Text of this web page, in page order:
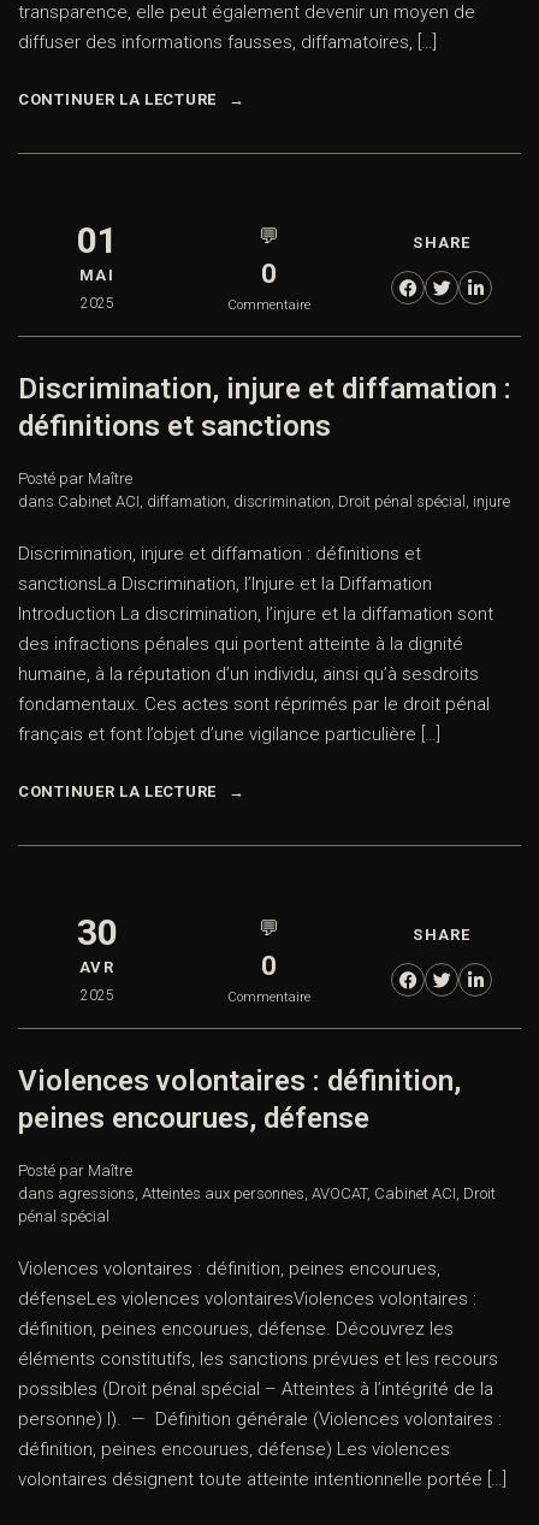
transparence, elle peut également devenir un moyen de
diffuser des informations fausses, diffamatoires, […]
CONTINUER LA LECTURE
01
MAI
2025
💬
0
Commentaire
SHARE
Discrimination, injure et diffamation :
définitions et sanctions
Posté par Maître
dans Cabinet ACI, diffamation, discrimination, Droit pénal spécial , injure
Discrimination, injure et diffamation : définitions et
sanctionsLa Discrimination, l’Injure et la Diffamation
Introduction La discrimination, l’injure et la diffamation sont
des infractions pénales qui portent atteinte à la dignité
humaine, à la réputation d’un individu, ainsi qu’à sesdroits
fondamentaux. Ces actes sont réprimés par le droit pénal
français et font l’objet d’une vigilance particulière […]
CONTINUER LA LECTURE
30
AVR
2025
💬
0
Commentaire
SHARE
Violences volontaires : définition,
peines encourues, défense
Posté par Maître
dans agressions, Atteintes aux personnes, AVOCAT, Cabinet ACI, Droit
pénal spécial
Violences volontaires : définition, peines encourues,
défenseLes violences volontairesViolences volontaires :
définition, peines encourues, défense. Découvrez les
éléments constitutifs, les sanctions prévues et les recours
possibles (Droit pénal spécial – Atteintes à l’intégrité de la
personne) I). — Définition générale (Violences volontaires :
définition, peines encourues, défense) Les violences
volontaires désignent toute atteinte intentionnelle portée […]